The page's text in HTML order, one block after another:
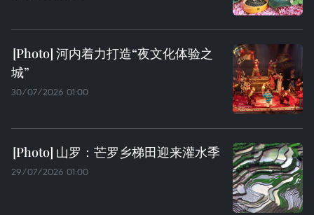
河内着力打造“夜文化体验之
城”
30/07/2026 01:00
山罗：芒罗乡梯田迎来灌水季
29/07/2026 01:00